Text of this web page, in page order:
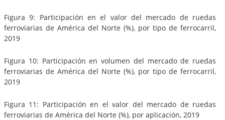
Figura 9: Participación en el valor del mercado de ruedas
ferroviarias de América del Norte (%), por tipo de ferrocarril,
2019
Figura 10: Participación en volumen del mercado de ruedas
ferroviarias de América del Norte (%), por tipo de ferrocarril,
2019
Figura 11: Participación en el valor del mercado de ruedas
ferroviarias de América del Norte (%), por aplicación, 2019